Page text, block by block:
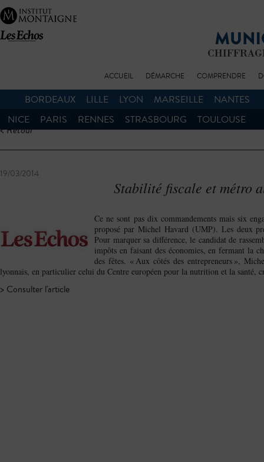
ACCUEIL DÉMARCHE COMPRENDRE
BORDEAUX LILLE LYON MARSEILLE
NANTES
NICE
PARIS RENNES STRASBOURG TOULOUSE
< Retour
19/03/2014
Stabilité fiscale et métro
Ce ne sont pas dix commandements mais six
proposé par Michel Havard (UMP). Les deux
Pour marquer sa différence, le candidat de
impôts en faisant des économies, en fermant la
des fêtes. « Aux côtés des entrepreneurs »,
lyonnais, en particulier celui du Centre européen pour la nutrition et la santé,
> Consulter l'article